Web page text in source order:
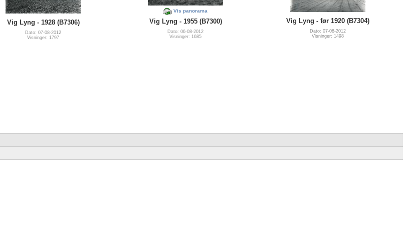
Vig Lyng - 1928 (B7306)
Dato: 07-08-2012
Visninger: 1797
Vis panorama
Vig Lyng - 1955 (B7300)
Dato: 06-08-2012
Visninger: 1685
Vig Lyng - før 1920 (B7304)
Dato: 07-08-2012
Visninger: 1498